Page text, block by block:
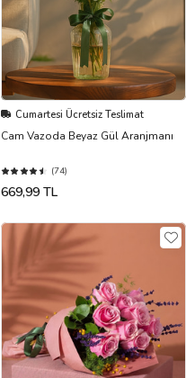
Cumartesi Ücretsiz Teslimat
Cam Vazoda Beyaz Gül Aranjmanı
(74)
669,99 TL